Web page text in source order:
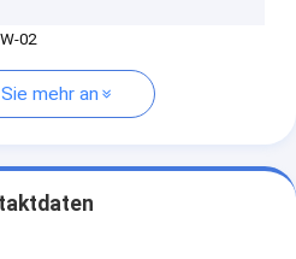
02
mehr an